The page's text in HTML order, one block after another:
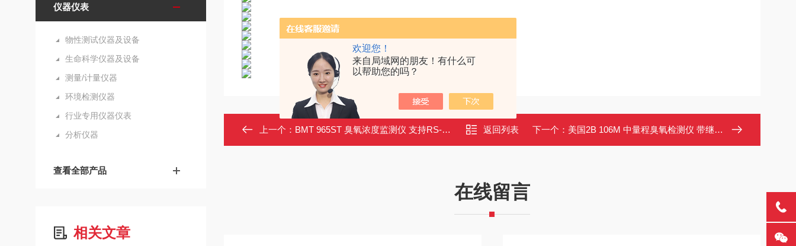
欢迎您！
来自局域网的朋友！有什么可
以帮助您的吗？
仪器仪表
物性测试仪器及设备
生命科学仪器及设备
测量/计量仪器
环境检测仪器
行业专用仪器仪表
分析仪器
查看全部产品
相关文章
上一个： BMT 965ST 臭氧浓度监测仪 支持RS-232/USB 继电器报警 宽压供电 返回列表 下一个： 美国2B 106M 中量程臭氧检测仪 带继电器控制 蓝牙可选
在线留言